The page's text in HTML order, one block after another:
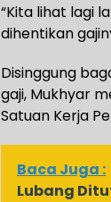
“Kita lihat lagi
dihentikan
Disinggung
gaji, Mukhyar
Satuan Kerja
Baca Juga :
Lubang